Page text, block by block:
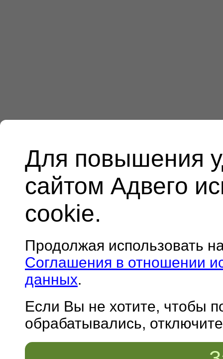
Для повышения
сайтом Адвего
cookie.
Продолжая использовать
Соглашения в отношении
данных.
Если Вы не хотите, чтобы
обрабатывались,